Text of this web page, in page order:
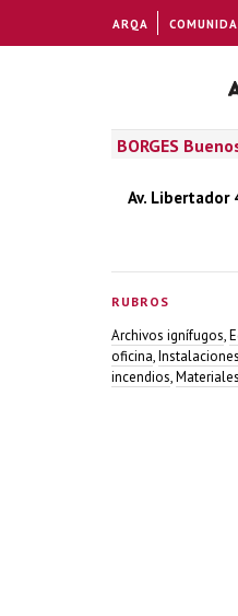
BORGES
Av. Libertador
RUBROS
Archivos ignífugos,
oficina,
incendios,
ARQA